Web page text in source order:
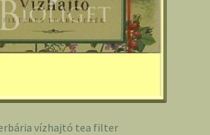
vízhajtó tea filter